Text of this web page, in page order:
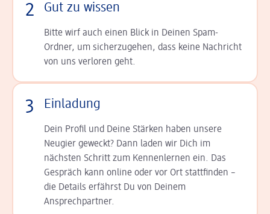
2 Gut zu wissen
Bitte wirf auch einen Blick in Deinen Spam-
Ordner, um sicherzugehen, dass keine Nachricht
von uns verloren geht.
3 Einladung
Dein Profil und Deine Stär­ken haben unsere
Neugier geweckt? Dann laden wir Dich im
nächsten Schritt zum Kennen­lernen ein. Das
Gespräch kann online oder vor Ort statt­finden –
die Details er­fährst Du von Deinem
Ansprechpartner.